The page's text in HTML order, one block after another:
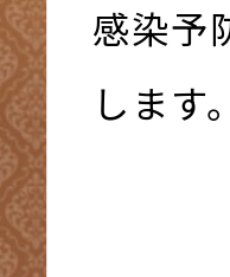
感染予
します。